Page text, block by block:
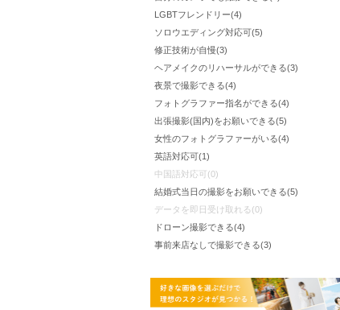
LGBTフレンドリー(4)
ソロウエディング対応可(5)
修正技術が自慢(3)
ヘアメイクのリハーサルができる(3)
夜景で撮影できる(4)
フォトグラファー指名ができる(4)
出張撮影(国内)をお願いできる(5)
女性のフォトグラファーがいる(4)
英語対応可(1)
中国語対応可(0)
結婚式当日の撮影をお願いできる(5)
データを即日受け取れる(0)
ドローン撮影できる(4)
事前来店なしで撮影できる(3)